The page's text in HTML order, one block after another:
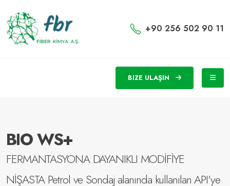
+90 256 502 90 11
BIZE ULAŞIN
BIO WS+
FERMANTASYONA DAYANIKLI MODİFİYE
NİŞASTA Petrol ve Sondaj alanında kullanılan API'ye